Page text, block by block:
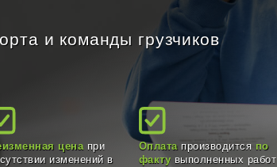
и команды грузчиков
ценапри
изменений в
Оплатапроизводится по
факту выполненных работ